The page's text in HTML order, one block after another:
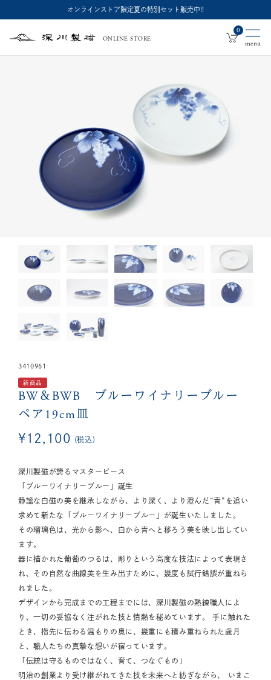
オンラインストア限定夏の特別セット販売中!!
深
ONLINE STORE
0
3410961
新商品
BW＆BWB ブルーワイナリーブルー
ペア19cm皿
¥ 12,100 税込
深川製磁が誇るマスターピース
「ブルーワイナリーブルー」誕生
静謐な白磁の美を継承しながら、より深く、より澄んだ“青”を追い
求めて新たな「ブルーワイナリーブルー」が誕生いたしました。
その瑠璃色は、光から影へ、白から青へと移ろう美を映し出してい
ます。
器に描かれた葡萄のつるは、彫りという高度な技法によって表現さ
れ、その自然な曲線美を生み出すために、幾度も試行錯誤が重ねら
れました。
デザインから完成までの工程までには、深川製磁の熟練職人によ
り、一切の妥協なく注がれた技と情熱を秘めています。 手に触れた
とき、指先に伝わる温もりの奥に、幾重にも積み重ねられた歳月
と、職人たちの真摯な想いが宿っています。
「伝統は守るものではなく、育て、つなぐもの」
明治の創業より受け継がれてきた技を未来へと紡ぎながら、 いまこ